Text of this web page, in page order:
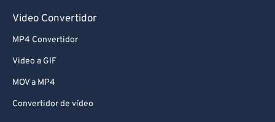
Video Convertidor
MP4 Convertidor
Video a GIF
MOV a MP4
Convertidor de vídeo